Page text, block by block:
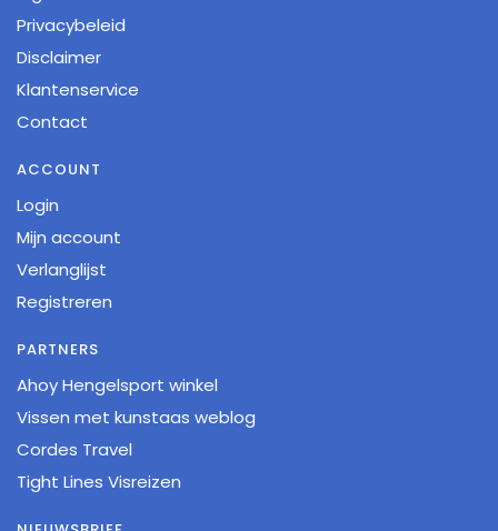
Privacybeleid
Disclaimer
Klantenservice
Contact
ACCOUNT
Login
Mijn account
Verlanglijst
Registreren
PARTNERS
Ahoy Hengelsport winkel
Vissen met kunstaas weblog
Cordes Travel
Tight Lines Visreizen